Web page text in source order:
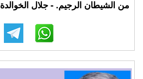
من الشيطان الرجيم. - جلال الخوالدة